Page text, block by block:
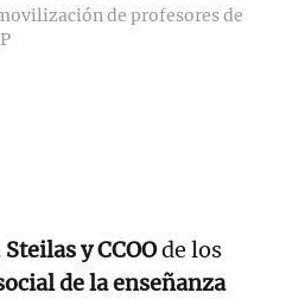
de profesores de
y CCOOde los
de la enseñanza